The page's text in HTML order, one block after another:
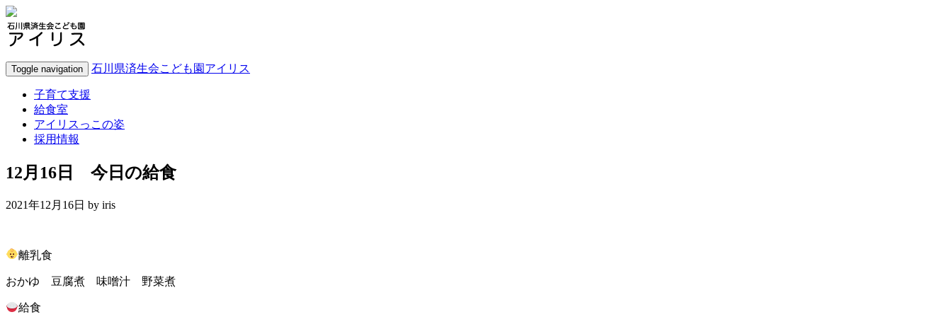
Toggle navigation 石川県済生会こども園アイリス
子育て支援
給食室
アイリスっこの姿
採用情報
12月16日 今日の給食
2021年12月16日 by iris
離乳食
おかゆ 豆腐煮 味噌汁 野菜煮
給食